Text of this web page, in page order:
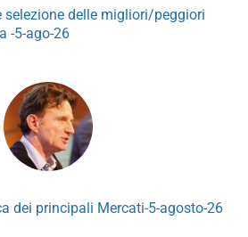
selezione delle migliori/peggiori
-5-ago-26
dei principali Mercati-5-agosto-26